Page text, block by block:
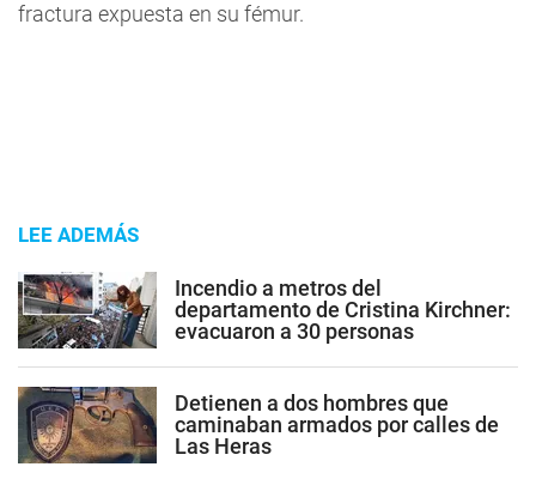
fractura expuesta en su fémur.
LEE ADEMÁS
Incendio a metros del
departamento de Cristina Kirchner:
evacuaron a 30 personas
Detienen a dos hombres que
caminaban armados por calles de
Las Heras